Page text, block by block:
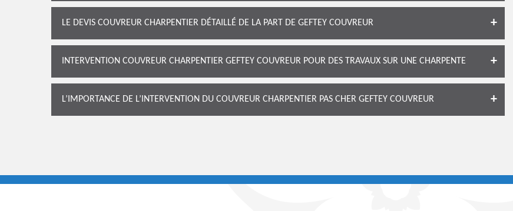
LE DEVIS COUVREUR CHARPENTIER DÉTAILLÉ DE LA PART DE GEFTEY COUVREUR
INTERVENTION COUVREUR CHARPENTIER GEFTEY COUVREUR POUR DES TRAVAUX SUR UNE CHARPENTE
L’IMPORTANCE DE L’INTERVENTION DU COUVREUR CHARPENTIER PAS CHER GEFTEY COUVREUR